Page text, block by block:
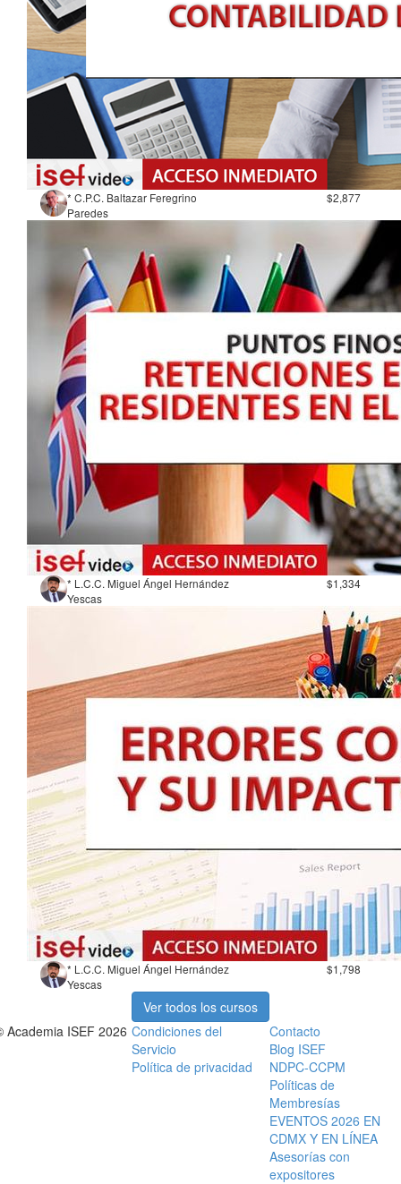
* C.P.C. Baltazar Feregrino
Paredes
$2,877
* L.C.C. Miguel Ángel Hernández
Yescas
$1,334
* L.C.C. Miguel Ángel Hernández
Yescas
$1,798
Ver todos los cursos
Academia ISEF 2026 Condiciones del
Servicio
Política de privacidad
Contacto
Blog ISEF
NDPC-CCPM
Políticas de
Membresías
EVENTOS 2026 EN
CDMX Y EN LÍNEA
Asesorías con
expositores